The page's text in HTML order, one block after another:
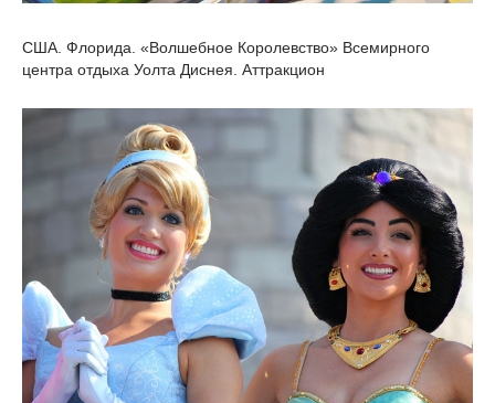
США. Флорида. «Волшебное Королевство» Всемирного
центра отдыха Уолта Диснея. Аттракцион